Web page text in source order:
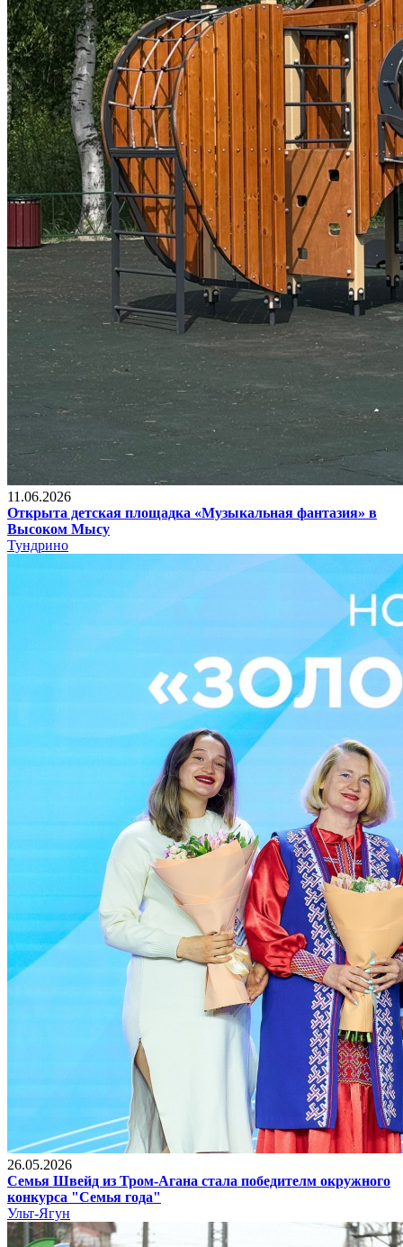
11.06.2026
Открыта детская площадка «Музыкальная фантазия» в
Высоком Мысу
Тундрино
26.05.2026
Семья Швейд из Тром-Агана стала победителм окружного
конкурса "Семья года"
Ульт-Ягун